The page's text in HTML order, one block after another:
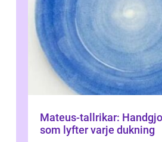
Mateus-tallrikar:
som lyfter varje dukning